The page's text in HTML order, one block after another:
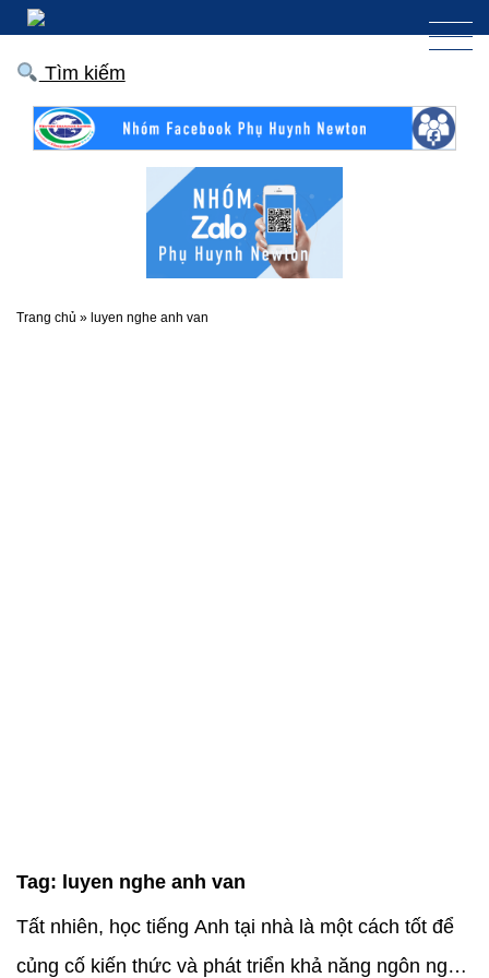
Tìm kiếm
Trang chủ » luyen nghe anh van
Tag: luyen nghe anh van
Tất nhiên, học tiếng Anh tại nhà là một cách tốt để
củng cố kiến thức và phát triển khả năng ngôn ngữ